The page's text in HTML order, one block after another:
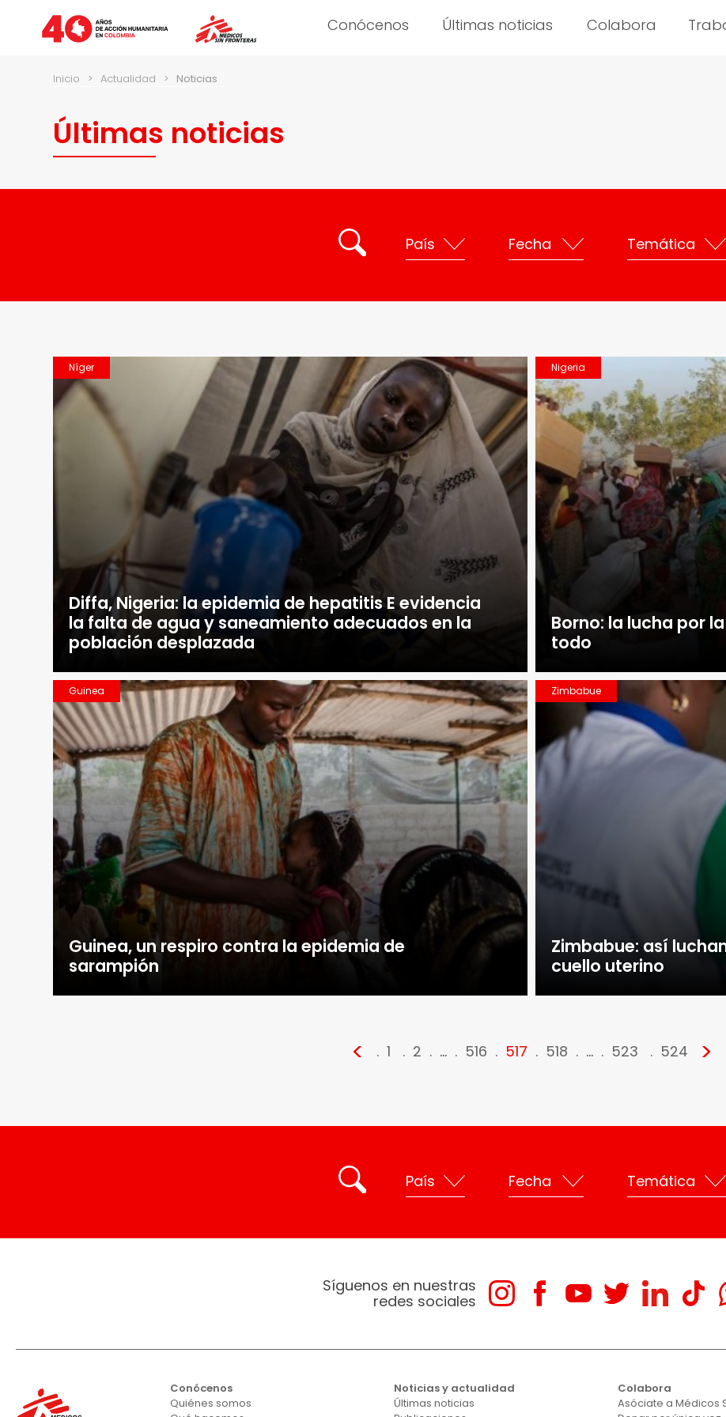
Conócenos Últimas noticias Colabora
Inicio > Actualidad > Noticias
Últimas noticias
Níger
Diffa, Nigeria: la epidemia de hepatitis E evidencia
la falta de agua y saneamiento adecuados en la
población desplazada
Nigeria
Borno: la lucha por
todo
Guinea
Guinea, un respiro contra la epidemia de
sarampión
Zimbabue
Zimbabue: así
cuello uterino
< 1 2 … 516 517 518 … 523 524 >
Síguenos en nuestras
redes sociales
Conócenos
Quiénes somos
Noticias y actualidad
Últimas noticias
Colabora
Asóciate a Médicos